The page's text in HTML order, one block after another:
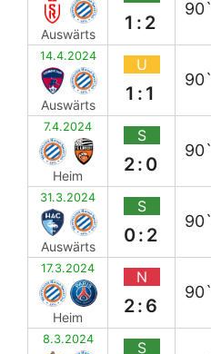
Auswärts
1:2
90`
14.4.2024
Auswärts
U
1:1
90`
7.4.2024
Heim
S
2:0
90`
31.3.2024
Auswärts
S
0:2
90`
17.3.2024
Heim
N
2:6
90`
8.3.2024 S